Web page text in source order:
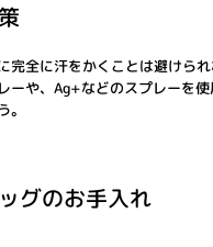
完全に汗をかくことは避けら
ーや、Ag+などのスプレーを
。
グのお手入れ